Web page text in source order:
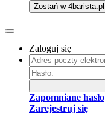
Zostań w 4barista.pl
Zaloguj się
Zapomniane hasło
Zarejestruj się